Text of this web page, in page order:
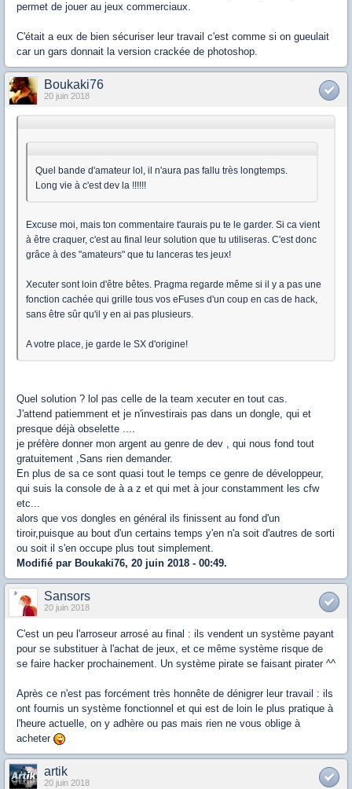
permet de jouer au jeux commerciaux.
C'était a eux de bien sécuriser leur travail c'est comme si on gueulait
car un gars donnait la version crackée de photoshop.
Boukaki76
20 juin 2018
Quel bande d'amateur lol, il n'aura pas fallu très longtemps.
Long vie à c'est dev la !!!!!!
Excuse moi, mais ton commentaire t'aurais pu te le garder. Si ca vient
à être craquer, c'est au final leur solution que tu utiliseras. C'est donc
grâce à des "amateurs" que tu lanceras tes jeux!
Xecuter sont loin d'être bêtes. Pragma regarde même si il y a pas une
fonction cachée qui grille tous vos eFuses d'un coup en cas de hack,
sans être sûr qu'il y en ai pas plusieurs.
A votre place, je garde le SX d'origine!
Quel solution ? lol pas celle de la team xecuter en tout cas.
J'attend patiemment et je n'investirais pas dans un dongle, qui et
presque déjà obselette ....
je préfère donner mon argent au genre de dev , qui nous fond tout
gratuitement ,Sans rien demander.
En plus de sa ce sont quasi tout le temps ce genre de développeur,
qui suis la console de à a z et qui met à jour constamment les cfw
etc...
alors que vos dongles en général ils finissent au fond d'un
tiroir,puisque au bout d'un certains temps y'en n'a soit d'autres de sorti
ou soit il s'en occupe plus tout simplement.
Modifié par Boukaki76, 20 juin 2018 - 00:49.
Sansors
20 juin 2018
C'est un peu l'arroseur arrosé au final : ils vendent un système payant
pour se substituer à l'achat de jeux, et ce même système risque de
se faire hacker prochainement. Un système pirate se faisant pirater ^^
Après ce n'est pas forcément très honnête de dénigrer leur travail : ils
ont fournis un système fonctionnel et qui est de loin le plus pratique à
l'heure actuelle, on y adhère ou pas mais rien ne vous oblige à
acheter
artik
20 juin 2018